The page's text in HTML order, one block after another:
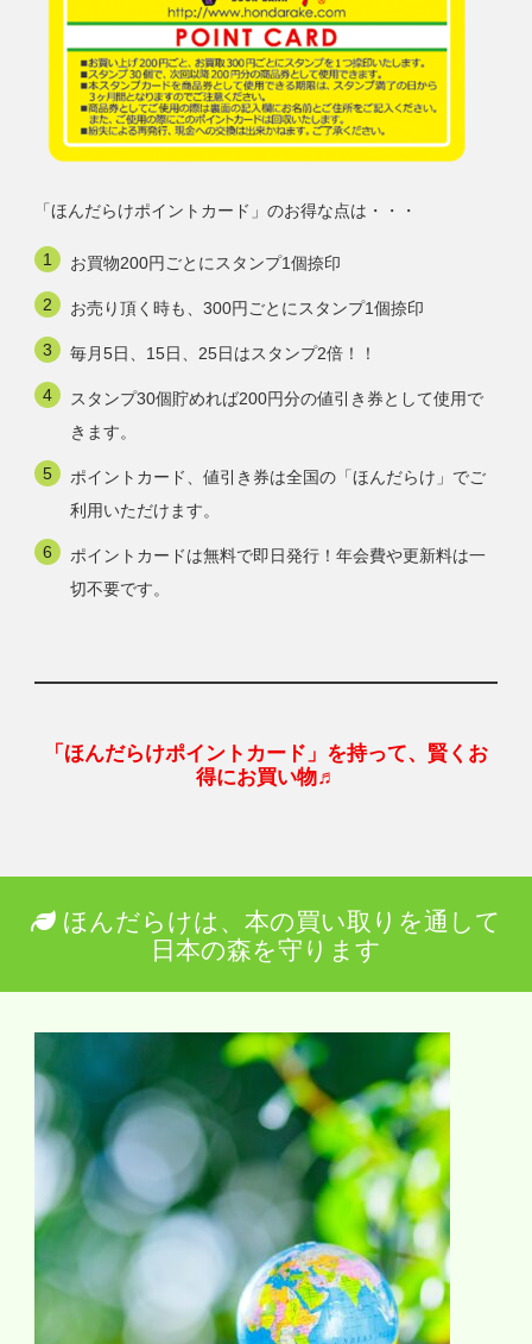
「ほんだらけポイントカード」のお得な点は・・・
お買物200円ごとにスタンプ1個捺印
お売り頂く時も、300円ごとにスタンプ1個捺印
毎月5日、15日、25日はスタンプ2倍！！
スタンプ30個貯めれば200円分の値引き券として使用で
きます。
ポイントカード、値引き券は全国の「ほんだらけ」でご
利用いただけます。
ポイントカードは無料で即日発行！年会費や更新料は一
切不要です。
「ほんだらけポイントカード」を持って、賢くお
得にお買い物♬
ほんだらけは、本の買い取りを通して
日本の森を守ります